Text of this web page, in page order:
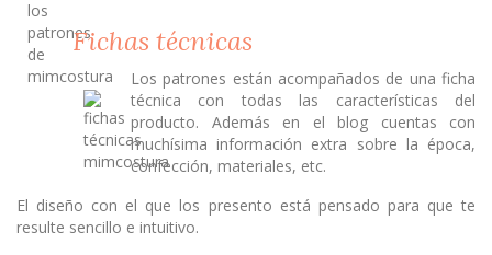
Fichas técnicas
Los patrones están acompañados de una ficha
técnica con todas las características del
producto. Además en el blog cuentas con
muchísima información extra sobre la época,
confección, materiales, etc.
El diseño con el que los presento está pensado para que te
resulte sencillo e intuitivo.